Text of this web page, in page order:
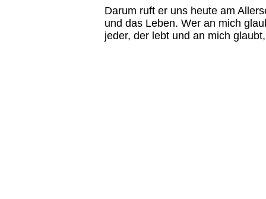
Darum ruft er uns heute am
und das Leben. Wer an mich
jeder, der lebt und an mich